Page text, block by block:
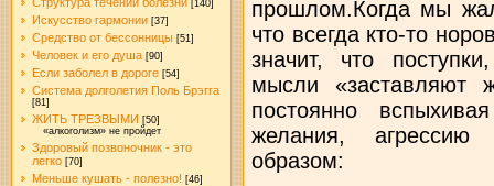
[140]
Искусство гармонии [37]
Средство от бессонницы [51]
Человек и его душа [90]
Если заболел в дороге [54]
Система долголетия Поль Брэгга
[81]
ЖИТЬ ТРЕЗВЫМИ [50]
«алкоголизм» не пройдет
Здоровый позвоночник - это
легко [70]
Меньше кушать - полезно! [46]
прошлом.Когда мы
что всегда кто-то
значит, что
мысли «заставляют
постоянно
желания, агрессию
образом: